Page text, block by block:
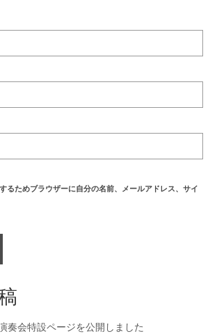
るためブラウザーに自分の名前、メールアドレス、サイ
奏会特設ページを公開しました